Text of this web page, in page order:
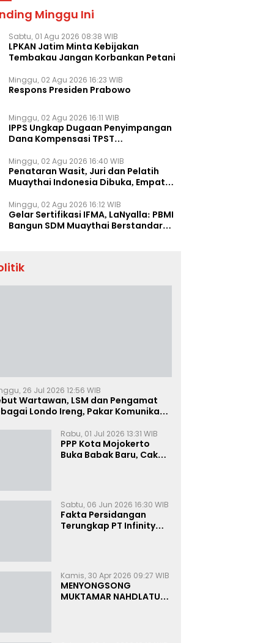
Minggu Ini
Sabtu, 01 Agu 2026 08:38 WIB
LPKAN Jatim Minta Kebijakan
Tembakau Jangan Korbankan Petani
Minggu, 02 Agu 2026 16:23 WIB
Respons Presiden Prabowo
Minggu, 02 Agu 2026 16:11 WIB
IPPS Ungkap Dugaan Penyimpangan
Dana Kompensasi TPST
Minggu, 02 Agu 2026 16:40 WIB
Penataran Wasit, Juri dan Pelatih
Muaythai Indonesia Dibuka, Empat
Minggu, 02 Agu 2026 16:12 WIB
Gelar Sertifikasi IFMA, LaNyalla: PBMI
Bangun SDM Muaythai Berstandar
26 Jul 2026 12:56 WIB
Wartawan, LSM dan Pengamat
Londo Ireng, Pakar Komunikasi:
Rabu, 01 Jul 2026 13:31 WIB
PPP Kota Mojokerto
Buka Babak Baru, Cak
Sabtu, 06 Jun 2026 16:30 WIB
Fakta Persidangan
Terungkap PT Infinity
Kamis, 30 Apr 2026 09:27 WIB
MENYONGSONG
MUKTAMAR NAHDLATUL